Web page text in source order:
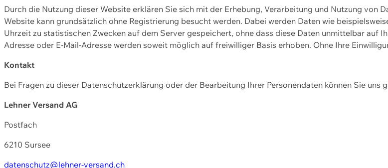
Durch die Nutzung dieser Website erklären Sie sich mit der Erhebung, Verarbeitung und Nutzung von
Website kann grundsätzlich ohne Registrierung besucht werden. Dabei werden Daten wie
Uhrzeit zu statistischen Zwecken auf dem Server gespeichert, ohne dass diese Daten unmittelbar auf
Adresse oder E-Mail-Adresse werden soweit möglich auf freiwilliger Basis erhoben. Ohne Ihre
Kontakt
Bei Fragen zu dieser Datenschutzerklärung oder der Bearbeitung Ihrer Personendaten können Sie uns
Lehner Versand AG
Postfach
6210 Sursee
datenschutz@lehner-versand.ch